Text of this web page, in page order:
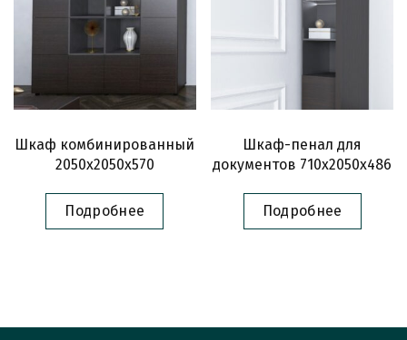
Шкаф комбинированный
2050х2050х570
Подробнее
Шкаф-пенал для
документов 710х2050х486
Подробнее